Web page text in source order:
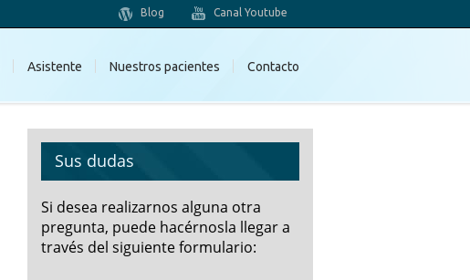
Canal Youtube
Blog
Asistente Nuestros pacientes Contacto
Sus dudas
Si desea realizarnos alguna otra
pregunta, puede hacérnosla llegar a
través del siguiente formulario: